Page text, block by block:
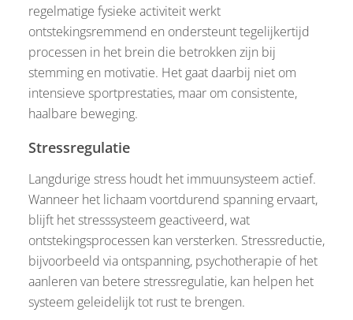
regelmatige fysieke activiteit werkt
ontstekingsremmend en ondersteunt tegelijkertijd
processen in het brein die betrokken zijn bij
stemming en motivatie. Het gaat daarbij niet om
intensieve sportprestaties, maar om consistente,
haalbare beweging.
Stressregulatie
Langdurige stress houdt het immuunsysteem actief.
Wanneer het lichaam voortdurend spanning ervaart,
blijft het stresssysteem geactiveerd, wat
ontstekingsprocessen kan versterken. Stressreductie,
bijvoorbeeld via ontspanning, psychotherapie of het
aanleren van betere stressregulatie, kan helpen het
systeem geleidelijk tot rust te brengen.